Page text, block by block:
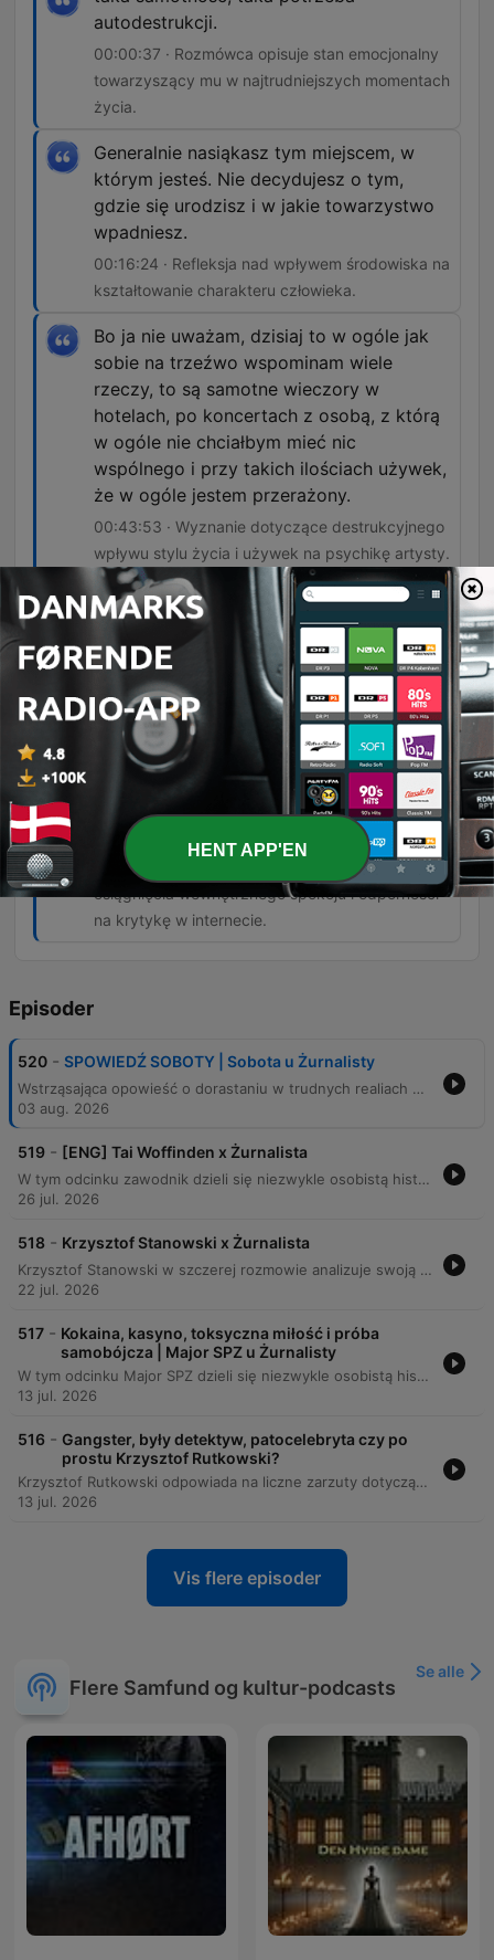
autodestrukcji.
00:00:37 · Rozmówca opisuje stan emocjonalny
towarzyszący mu w najtrudniejszych momentach
życia.
Generalnie nasiąkasz tym miejscem, w
którym jesteś. Nie decydujesz o tym,
gdzie się urodzisz i w jakie towarzystwo
wpadniesz.
00:16:24 · Refleksja nad wpływem środowiska na
kształtowanie charakteru człowieka.
Bo ja nie uważam, dzisiaj to w ogóle jak
sobie na trzeźwo wspominam wiele
rzeczy, to są samotne wieczory w
hotelach, po koncertach z osobą, z którą
w ogóle nie chciałbym mieć nic
wspólnego i przy takich ilościach używek,
że w ogóle jestem przerażony.
00:43:53 · Wyznanie dotyczące destrukcyjnego
wpływu stylu życia i używek na psychikę artysty.
No bo gdzieś tam uśnieżasz ten ból tym
alkoholem, narkotykami, seksem i tak
dalej i okazuje się, że to w ogóle nie
działa.
00:49:25 · Wyjaśnienie mechanizmu działania
używek jako próby zagłuszenia wewnętrznego
bólu, która ostatecznie zawodzi.
Udało mi się wyleczyć z uzależnienia od
opinii innych ludzi, bo opinie to nie fakty.
01:34:18 · To kluczowa refleksja dotycząca
osiągnięcia wewnętrznego spokoju i odporności
na krytykę w internecie.
Episoder
520 - SPOWIEDŹ SOBOTY | Sobota u Żurnalisty
Wstrząsająca opowieść o dorastaniu w trudnych realiach Szczecina, gdzie surowe wychowanie i wpływ subkultur ukształtowały fundamenty charakteru rozmówcy. Od problemów z edukacją i pierwszych kontaktów z przestępczością, przez dynamiczną karierę w rapie i punk rocku, aż po mroczne kulisy sławy związane z uzależnieniami od narkotyków, alkoholu i poszukiwania akceptacji. Podcast dokumentuje proces bolesnej transformacji – od autodestrukcyjnego stylu życia i konfliktów biznesowych z wytwórniami, po walkę o trzeźwość i odnalezienie spokoju w stoicyzmie. To szczera refleksja nad leczeniem traum, budowaniem własnych granic oraz odcięciem się od toksycznych relacji na rzecz stabilizacji i rodziny.
03 aug. 2026
519 - [ENG] Tai Woffinden x Żurnalista
W tym odcinku zawodnik dzieli się niezwykle osobistą historią swojej kariery w speedwayu, od trudnego dzieciństwa w Australii i pierwszych sukcesów, przez przeprowadzki do Europy i Anglii, aż po zdobycie Mistrzostwa Świata w 2013 roku. Rozmowa porusza tematy walki z trudnościami szkolnymi, intensywnego życia towarzyskiego oraz osobistych tragedii, takich jak choroba ojca. Gość opisuje również dramatyczne momenty związane z licznymi kontuzjami i tragicznym wypadkiem w 2025 roku, który doprowadził go do śpiączki. Opowiada o procesie rehabilitacji, wyzwaniach biznesowych w sporcie oraz emocjach towarzyszących zakończeniu kariery na własnych warunkach, pozostawiając po sobie dumne dziedzictwo.
26 jul. 2026
518 - Krzysztof Stanowski x Żurnalista
Krzysztof Stanowski w szczerej rozmowie analizuje swoją drogę zawodową, od początków w mediach sportowych i portalu Weszło, aż po budowę potężnego imperium Kanału Zero. Porusza trudne tematy związane z kosztami sławy, utratą prywatności oraz konfliktami z mediami głównego nurtu, przyznając się do własnej mściwości i bezkompromisowości w działaniu. Rozmowa obejmuje kulisy zarządzania dużym biznesem medialnym o wysokich kosztach stałych, wyzwania związane z algorytmami YouTube oraz strategię rozwoju nowych formatów. Stanowski dzieli się również osobistymi refleksjami na temat ewolucji swoich poglądów, relacji z politykami i wpływu pracy publicznej na życie rodzinne.
22 jul. 2026
517 - Kokaina, kasyno, toksyczna miłość i próba
samobójcza | Major SPZ u Żurnalisty
W tym odcinku Major SPZ dzieli się niezwykle osobistą historią swojej przemiany – od trudnego dzieciństwa w Szczecinie i dekady spędzonej w więzieniu, przez walkę z uzależnieniem od narkotyków i hazardu, aż po odnalezienie spokoju w muzyce i pracy. Rozmówca opowiada o procesie brania odpowiedzialności za swoje czyny, wyjeździe do Norwegii oraz budowaniu nowej, stabilnej tożsamości. Artysta refleksuje nad naturą sukcesu, wpływem toksycznych relacji na psychikę oraz poszukiwaniem wewnętrznej równowagi poprzez wdzięczność i duchowość. To szczera opowieść o tym, jak odrzucić materialne symbole statusu i odnaleźć autentyczność w świecie pełnym silnych bodźców.
13 jul. 2026
516 - Gangster, były detektyw, patocelebryta czy po
prostu Krzysztof Rutkowski?
Krzysztof Rutkowski odpowiada na liczne zarzuty dotyczące jego życia prywatnego i zawodowego, w tym kontrowersje wokół rzekomego posiadania podrabianego zegarka oraz procesy sądowe związane z mediami. Rozmówca omawia trudności w odzyskaniu licencji detektywistycznej oraz kulisy swoich działań operacyjnych, w tym interwencje w sprawach szantażu i konflikty ze służbami. Podczas rozmowy poruszane są również tematy związane z ceną popularności, brakiem prywatności oraz walką o prawdę w obliczu ataków medialnych. Rutkowski zapowiada walkę sądową o zadośćuczynienie w wysokości 10 milionów złotych przeciwko osobom szerzącym kłamstwa i odnosi się do swoich doświadczeń związanych z przeszłością oraz relacjami z organami ścigania.
13 jul. 2026
Vis flere episoder
Flere Samfund og kultur-podcasts
Se alle
HENT APP'EN